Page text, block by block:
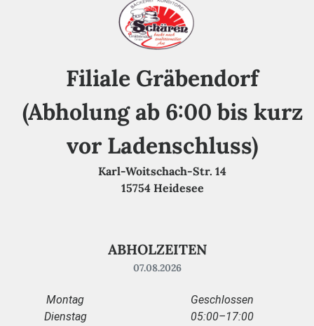
Filiale Gräbendorf
(Abholung ab 6:00 bis kurz
vor Ladenschluss)
Karl-Woitschach-Str. 14
15754 Heidesee
ABHOLZEITEN
07.08.2026
Montag
Geschlossen
Dienstag
05:00–17:00